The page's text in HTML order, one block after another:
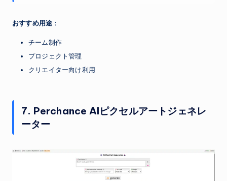
おすすめ用途 ：
チーム制作
プロジェクト管理
クリエイター向け利用
7. Perchance AIピクセルアートジェネレ
ーター